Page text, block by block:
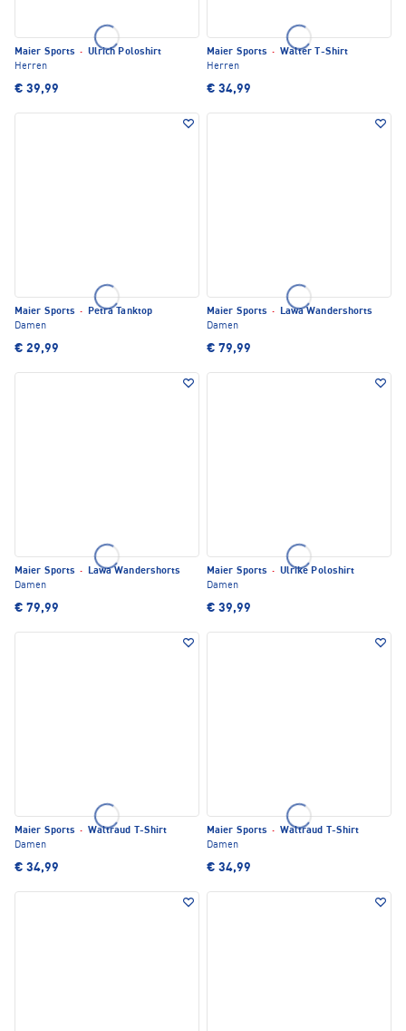
Maier Sports · Ulrich Poloshirt
Herren
€ 39,99
Maier Sports · Walter T-Shirt
Herren
€ 34,99
Maier Sports ·
Petra Tanktop
Damen
€ 29,99
Maier Sports ·
Lawa Wandershorts
Damen
€ 79,99
Maier Sports ·
Lawa Wandershorts
Damen
€ 79,99
Maier Sports · Ulrike Poloshirt
Damen
€ 39,99
Maier Sports · Waltraud T-Shirt
Damen
€ 34,99
Maier Sports · Waltraud T-Shirt
Damen
€ 34,99